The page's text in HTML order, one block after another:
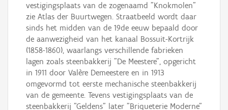
vestigingsplaats van de zogenaamd "Knokmolen"
zie Atlas der Buurtwegen. Straatbeeld wordt daar
sinds het midden van de 19de eeuw bepaald door
de aanwezigheid van het kanaal Bossuit-Kortrijk
(1858-1860), waarlangs verschillende fabrieken
lagen zoals steenbakkerij "De Meestere", opgericht
in 1911 door Valère Demeestere en in 1913
omgevormd tot eerste mechanische steenbakkerij
van de gemeente. Tevens vestigingsplaats van de
steenbakkerij "Geldens" later "Briqueterie Moderne"